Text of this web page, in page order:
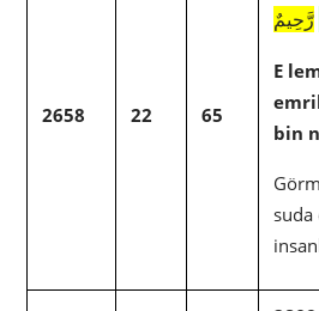
2658 22 65
رَّحِيمٌ
E
bin
suda